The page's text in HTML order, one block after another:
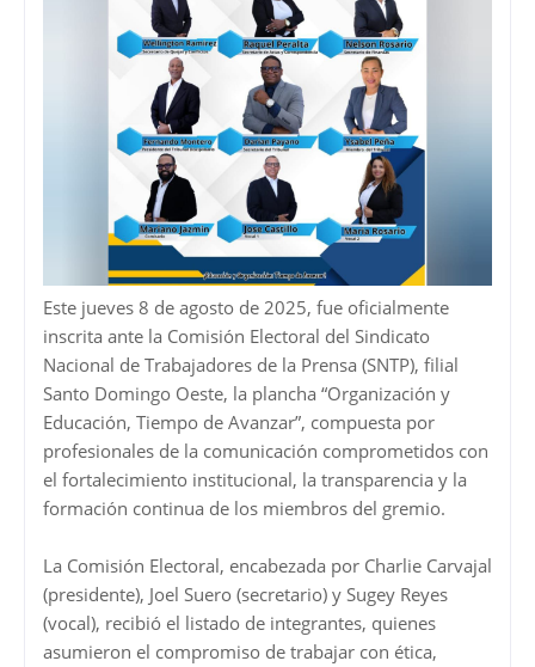
Este jueves 8 de agosto de 2025, fue oficialmente
inscrita ante la Comisión Electoral del Sindicato
Nacional de Trabajadores de la Prensa (SNTP), filial
Santo Domingo Oeste, la plancha “Organización y
Educación, Tiempo de Avanzar”, compuesta por
profesionales de la comunicación comprometidos con
el fortalecimiento institucional, la transparencia y la
formación continua de los miembros del gremio.
La Comisión Electoral, encabezada por Charlie Carvajal
(presidente), Joel Suero (secretario) y Sugey Reyes
(vocal), recibió el listado de integrantes, quienes
asumieron el compromiso de trabajar con ética,